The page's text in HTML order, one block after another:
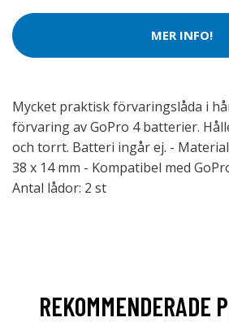
MER INFO!
Mycket praktisk förvaringslåda i
förvaring av GoPro 4 batterier.
och torrt. Batteri ingår ej. -
38 x 14 mm - Kompatibel med
Antal lådor: 2 st
REKOMMENDERADE